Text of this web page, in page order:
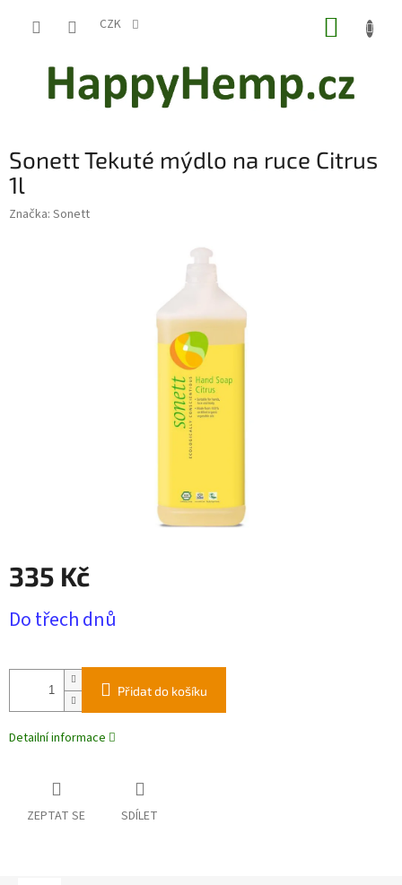
CZK
Sonett Tekuté mýdlo na ruce Citrus
1l
Značka: Sonett
335 Kč
cena:
Do třech dnů
Přidat do košíku
Detailní informace
ZEPTAT SE SDÍLET